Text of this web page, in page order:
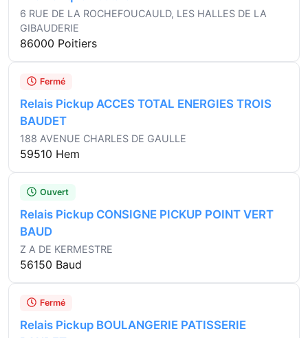
6 RUE DE LA ROCHEFOUCAULD, LES HALLES DE LA
GIBAUDERIE
86000 Poitiers
Fermé
Relais Pickup ACCES TOTAL ENERGIES TROIS
BAUDET
188 AVENUE CHARLES DE GAULLE
59510 Hem
Ouvert
Relais Pickup CONSIGNE PICKUP POINT VERT
BAUD
Z A DE KERMESTRE
56150 Baud
Fermé
Relais Pickup BOULANGERIE PATISSERIE